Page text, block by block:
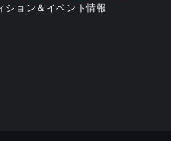
ョン＆イベント情報